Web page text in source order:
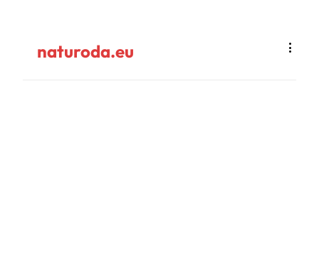
naturoda.eu